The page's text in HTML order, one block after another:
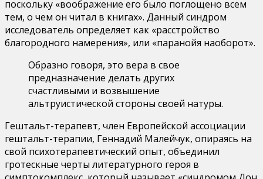
поскольку «воображение его было поглощено всем
тем, о чем он читал в книгах». Данный синдром
исследователь определяет как «расстройство
благородного намерения», или «паранойя наоборот».
Образно говоря, это вера в свое
предназначение делать других
счастливыми и возвышение
альтруистической стороны своей натуры.
Гештальт-терапевт, член Европейской ассоциации
гештальт-терапии, Геннадий Малейчук, опираясь на
свой психотерапевтический опыт, объединил
гротескные черты литературного героя в